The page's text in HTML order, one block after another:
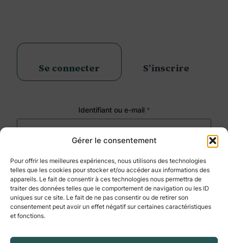
Gérer le consentement
Pour offrir les meilleures expériences, nous utilisons des technologies
telles que les cookies pour stocker et/ou accéder aux informations des
appareils. Le fait de consentir à ces technologies nous permettra de
traiter des données telles que le comportement de navigation ou les ID
uniques sur ce site. Le fait de ne pas consentir ou de retirer son
consentement peut avoir un effet négatif sur certaines caractéristiques
et fonctions.
Se connecter S’inscrire
Identifiant ou e-mail *Obligatoire
Mot de passe*Obligatoire
Se souvenir de moi Mot de passe perdu ?
Se connecter